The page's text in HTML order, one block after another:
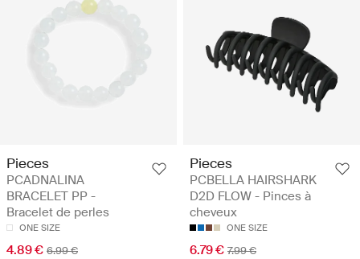
Pieces
PCADNALINA
BRACELET PP -
Bracelet de perles
ONE SIZE
4.89 € 6.99 €
Pieces
PCBELLA HAIRSHARK
D2D FLOW - Pinces à
cheveux
ONE SIZE
6.79 € 7.99 €